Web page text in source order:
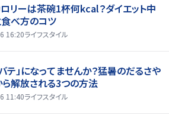
リーは茶碗1杯何kcal？ダイエット中
べ方のコツ
16:20ライフスタイル
テ」になってませんか？猛暑のだるさや
解放される3つの方法
11:40ライフスタイル